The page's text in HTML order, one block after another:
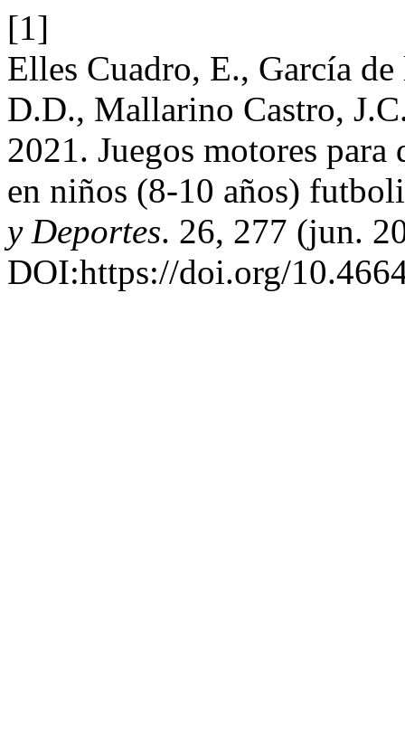
[1]
Elles Cuadro, E., García
D.D., Mallarino Castro,
2021. Juegos motores
en niños (8-10 años)
y Deportes. 26, 277 (jun.
DOI:https://doi.org/